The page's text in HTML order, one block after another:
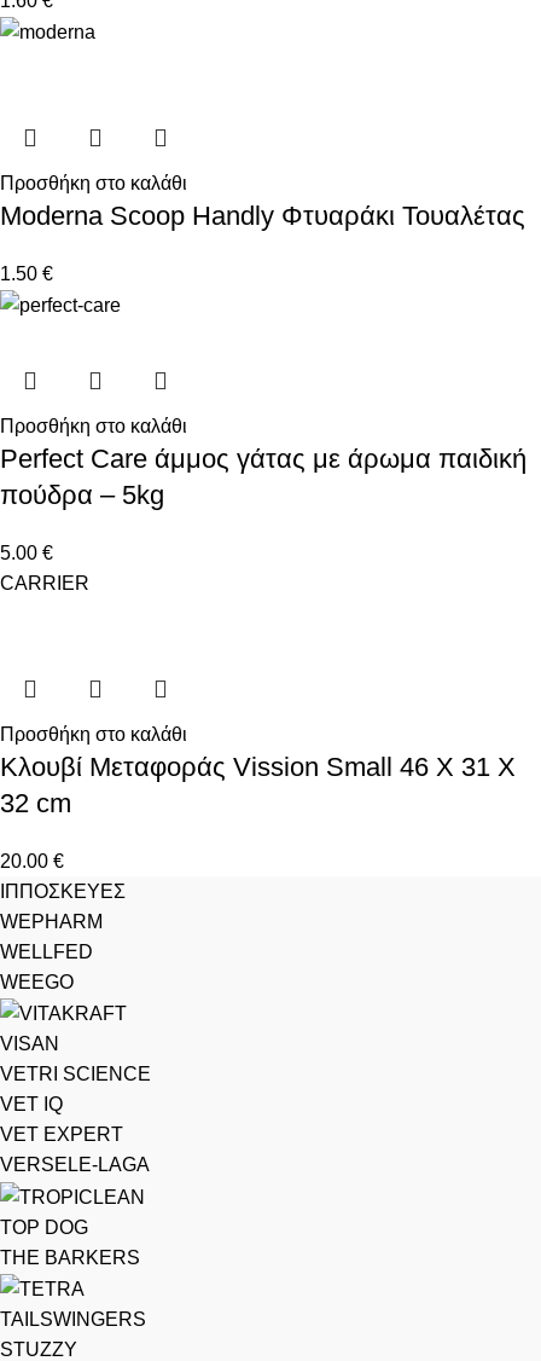
Προσθήκη στο καλάθι
Moderna Scoop Handly Φτυαράκι Τουαλέτας
1.50 €
Προσθήκη στο καλάθι
Perfect Care άμμος γάτας με άρωμα παιδική
πούδρα – 5kg
5.00 €
CARRIER
Προσθήκη στο καλάθι
Κλουβί Μεταφοράς Vission Small 46 Χ 31 Χ
32 cm
20.00 €
ΙΠΠΟΣΚΕΥΕΣ
WEPHARM
WELLFED
WEEGO
VISAN
VETRI SCIENCE
VET IQ
VET EXPERT
VERSELE-LAGA
TOP DOG
THE BARKERS
TAILSWINGERS
STUZZY